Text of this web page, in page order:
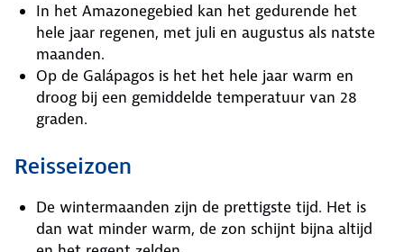
In het Amazonegebied kan het gedurende het
hele jaar regenen, met juli en augustus als natste
maanden.
Op de Galápagos is het het hele jaar warm en
droog bij een gemiddelde temperatuur van 28
graden.
Reisseizoen
De wintermaanden zijn de prettigste tijd. Het is
dan wat minder warm, de zon schijnt bijna altijd